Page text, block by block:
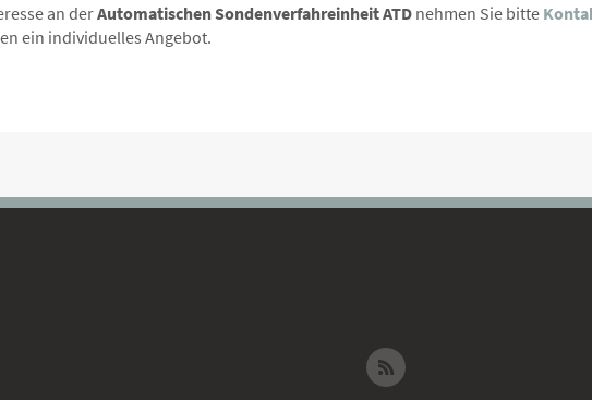
an derAutomatischen Sondenverfahreinheit ATD nehmen Sie bitte
ein individuelles Angebot.